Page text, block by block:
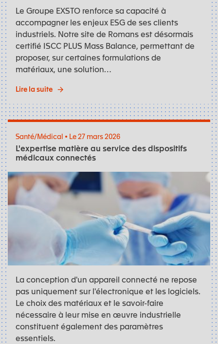
Le Groupe EXSTO renforce sa capacité à
accompagner les enjeux ESG de ses clients
industriels. Notre site de Romans est désormais
certifié ISCC PLUS Mass Balance, permettant de
proposer, sur certaines formulations de
matériaux, une solution…
Lire la suite
Santé/Médical • Le 27 mars 2026
L'expertise matière au service des dispositifs
médicaux connectés
La conception d'un appareil connecté ne repose
pas uniquement sur l'électronique et les logiciels.
Le choix des matériaux et le savoir-faire
nécessaire à leur mise en œuvre industrielle
constituent également des paramètres
essentiels.